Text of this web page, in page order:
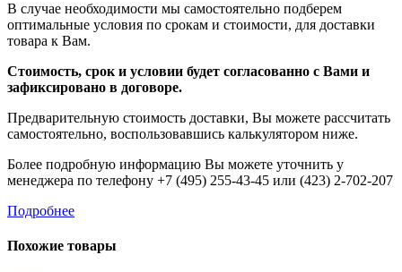
В случае необходимости мы самостоятельно подберем
оптимальные условия по срокам и стоимости, для доставки
товара к Вам.
Стоимость, срок и условии будет согласованно с Вами и
зафиксировано в договоре.
Предварительную стоимость доставки, Вы можете рассчитать
самостоятельно, воспользовавшись калькулятором ниже.
Более подробную информацию Вы можете уточнить у
менеджера по телефону +7 (495) 255-43-45 или (423) 2-702-207
Подробнее
Похожие товары